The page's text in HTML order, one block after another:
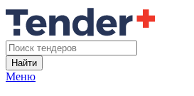
Найти
Меню